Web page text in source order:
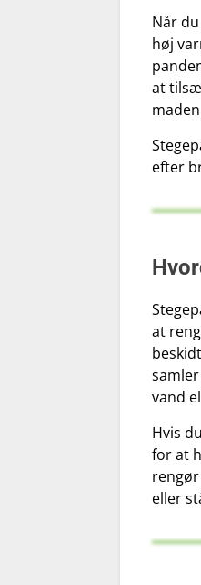
Når
høj
at
efter
at
vand
Hvis
for at
eller